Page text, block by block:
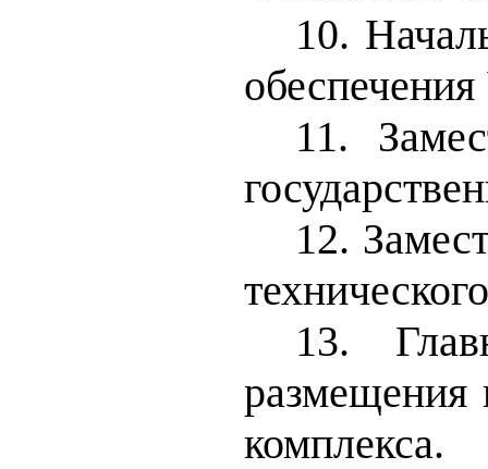
10.
11.
12.
технического
13.
размещения
комплекса.